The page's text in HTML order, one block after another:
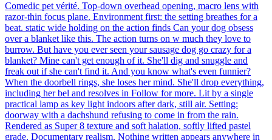
Comedic pet vérité. Top-down overhead opening, macro lens with
razor-thin focus plane. Environment first: the setting breathes for a
beat. static wide holding on the action finds Can your dog obsess
over a blanket like this. The action turns on w much they love to
burrow. But have you ever seen your sausage dog go crazy for a
blanket? Mine can't get enough of it. She'll dig and snuggle and
freak out if she can't find it. And you know what's even funnier?
When the doorbell rings, she loses her mind. She'll drop everything,
including her bel and resolves in Follow for more. Lit by a single
practical lamp as key light indoors after dark, still air. Setting:
doorway with a dachshund refusing to come in from the rain.
Rendered as Super 8 texture and soft halation, softly lifted pastel
grade. Documentary realism. Nothing written appears anywhere in